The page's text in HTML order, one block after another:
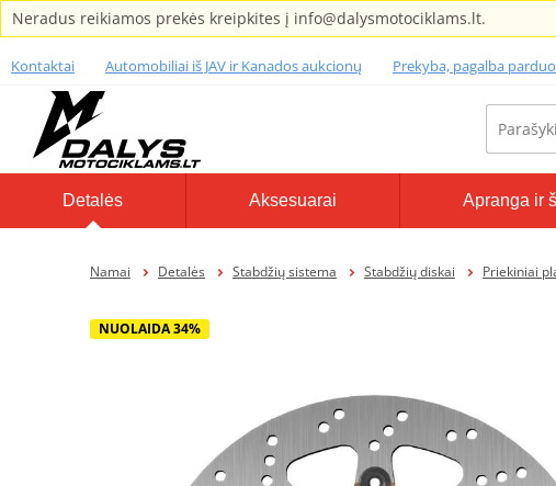
Neradus reikiamos prekės kreipkites į info@dalysmotociklams.lt.
Kontaktai Automobiliai iš JAV ir Kanados aukcionų Prekyba, pagalba
Detalės Aksesuarai Apranga ir
Namai Detalės Stabdžių sistema Stabdžių diskai Priekiniai
NUOLAIDA 34%